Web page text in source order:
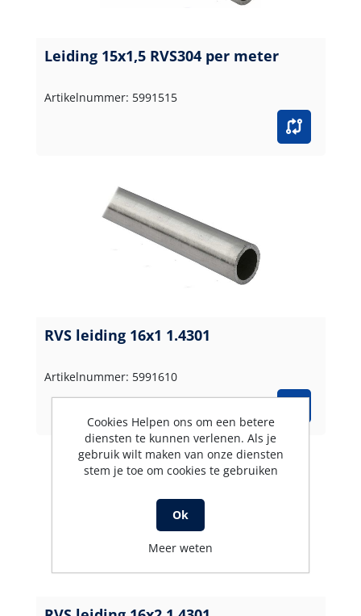
Leiding 15x1,5 RVS304 per meter
Artikelnummer: 5991515
RVS leiding 16x1 1.4301
Artikelnummer: 5991610
Cookies Helpen ons om een betere
diensten te kunnen verlenen. Als je
gebruik wilt maken van onze diensten
stem je toe om cookies te gebruiken
Ok
Meer weten